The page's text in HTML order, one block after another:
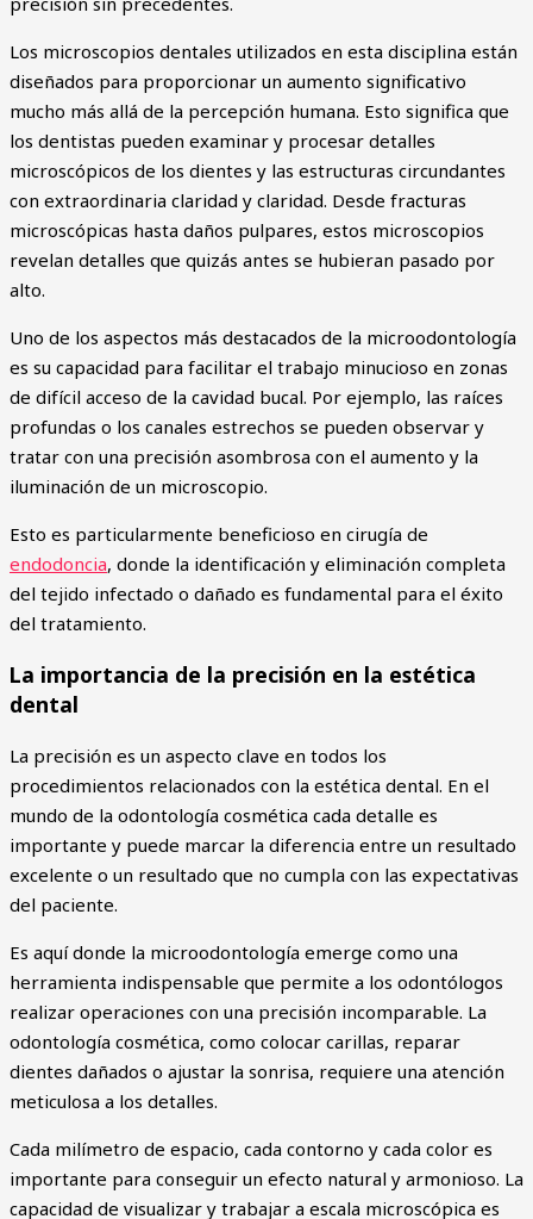
Los microscopios dentales utilizados en esta disciplina están
diseñados para proporcionar un aumento significativo
mucho más allá de la percepción humana. Esto significa que
los dentistas pueden examinar y procesar detalles
microscópicos de los dientes y las estructuras circundantes
con extraordinaria claridad y claridad. Desde fracturas
microscópicas hasta daños pulpares, estos microscopios
revelan detalles que quizás antes se hubieran pasado por
alto.
Uno de los aspectos más destacados de la microodontología
es su capacidad para facilitar el trabajo minucioso en zonas
de difícil acceso de la cavidad bucal. Por ejemplo, las raíces
profundas o los canales estrechos se pueden observar y
tratar con una precisión asombrosa con el aumento y la
iluminación de un microscopio.
Esto es particularmente beneficioso en cirugía de
endodoncia, donde la identificación y eliminación completa
del tejido infectado o dañado es fundamental para el éxito
del tratamiento.
La importancia de la precisión en la estética
dental
La precisión es un aspecto clave en todos los
procedimientos relacionados con la estética dental. En el
mundo de la odontología cosmética cada detalle es
importante y puede marcar la diferencia entre un resultado
excelente o un resultado que no cumpla con las expectativas
del paciente.
Es aquí donde la microodontología emerge como una
herramienta indispensable que permite a los odontólogos
realizar operaciones con una precisión incomparable. La
odontología cosmética, como colocar carillas, reparar
dientes dañados o ajustar la sonrisa, requiere una atención
meticulosa a los detalles.
Cada milímetro de espacio, cada contorno y cada color es
importante para conseguir un efecto natural y armonioso. La
capacidad de visualizar y trabajar a escala microscópica es